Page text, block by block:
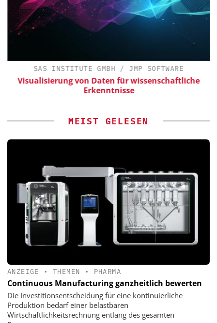
SAS INSTITUTE GMBH / JMP SOFTWARE
Visualisierung von Daten für wissenschaftliche
Erkenntnisse
MEIST GELESEN
ANZEIGE •THEMEN • PHARMA
Continuous Manufacturing ganzheitlich bewerten
Die Investitionsentscheidung für eine kontinuierliche
Produktion bedarf einer belastbaren
Wirtschaftlichkeitsrechnung entlang des gesamten